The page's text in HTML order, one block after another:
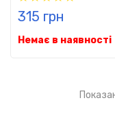
315 грн
Немає в наявності